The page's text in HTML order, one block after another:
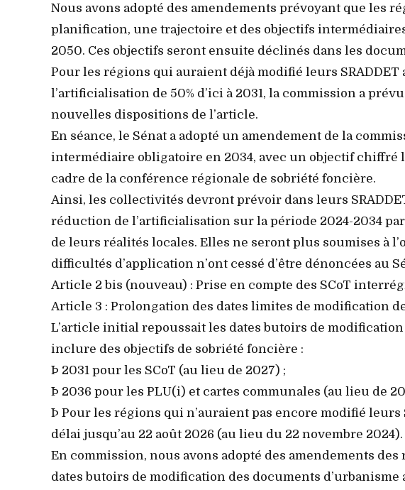
Nous avons adopté des amendements prévoyant que les
planification, une trajectoire et des objectifs
2050. Ces objectifs seront ensuite déclinés dans les
Pour les régions qui auraient déjà modifié leurs
l’artificialisation de 50% d’ici à 2031, la commission a
nouvelles dispositions de l’article.
En séance, le Sénat a adopté un amendement de la
intermédiaire obligatoire en 2034, avec un objectif
cadre de la conférence régionale de sobriété foncière.
Ainsi, les collectivités devront prévoir dans leurs
réduction de l’artificialisation sur la période 2024-2034
de leurs réalités locales. Elles ne seront plus soumises à
difficultés d’application n’ont cessé d’être dénoncées au
Article 2 bis (nouveau) : Prise en compte des SCoT
Article 3 : Prolongation des dates limites de modification
L’article initial repoussait les dates butoirs de
inclure des objectifs de sobriété foncière :
Þ 2031 pour les SCoT (au lieu de 2027) ;
Þ 2036 pour les PLU(i) et cartes communales (au lieu de
Þ Pour les régions qui n’auraient pas encore modifié leurs
délai jusqu’au 22 août 2026 (au lieu du 22 novembre 2024).
En commission, nous avons adopté des amendements
dates butoirs de modification des documents